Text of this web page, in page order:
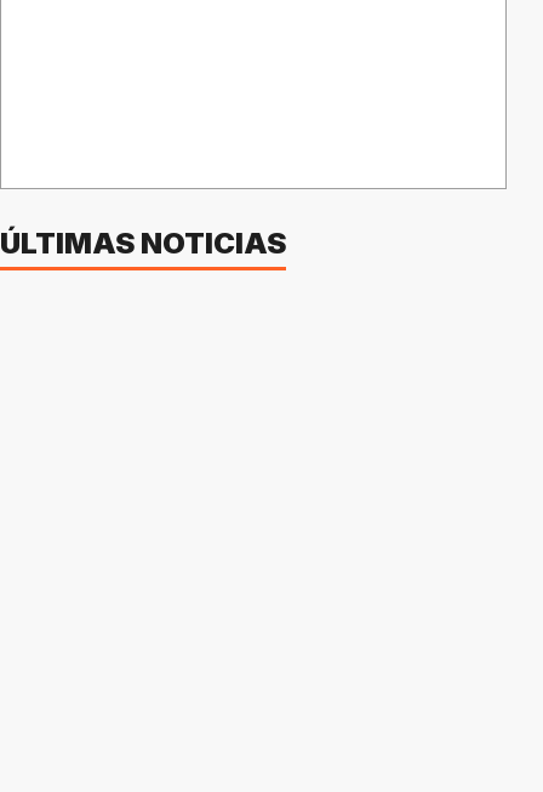
ÚLTIMAS NOTICIAS